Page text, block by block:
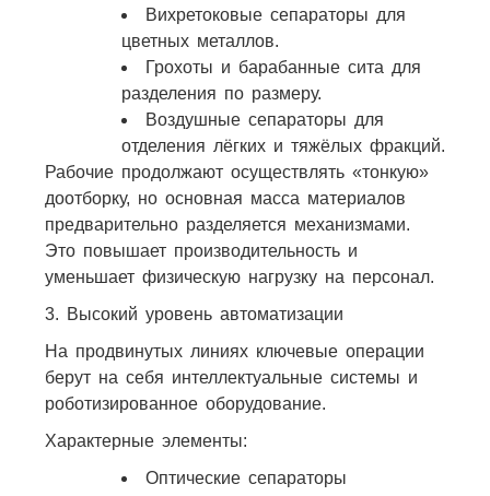
Вихретоковые сепараторы для
цветных металлов.​
Грохоты и барабанные сита для
разделения по размеру.
Воздушные сепараторы для
отделения лёгких и тяжёлых фракций.
Рабочие продолжают осуществлять «тонкую»
доотборку, но основная масса материалов
предварительно разделяется механизмами.
Это повышает производительность и
уменьшает физическую нагрузку на персонал.
3. Высокий уровень автоматизации
На продвинутых линиях ключевые операции
берут на себя интеллектуальные системы и
роботизированное оборудование.
Характерные элементы:
Оптические сепараторы